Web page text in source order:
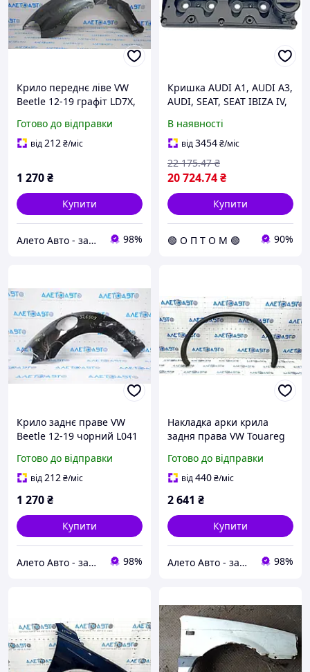
Крило переднє ліве VW
Beetle 12-19 графіт LD7X,
5C5821021D
Готово до відправки
від212₴/міс
1 270₴
Купити
Алето Авто - запчастини на авто зі США 98%
Кришка AUDI A1, AUDI A3,
AUDI, SEAT, SEAT IBIZA IV,
FABIA, SKODA OCTAVIA
VOLKSWAGEN
VW.03L103469R
В наявності
від3454₴/міс
20 724.74₴
22 175.47 ₴
Купити
🟢 О П Т О М 🟢 90%
Крило заднє праве VW
Beetle 12-19 чорний L041
вм'ятина, тички
5C5821306C
Готово до відправки
від212₴/міс
1 270₴
Купити
Алето Авто - запчастини на авто зі США 98%
Накладка арки крила
задня права VW Touareg
кріплення 7P6854820B9B9
Готово до відправки
від440₴/міс
2 641 ₴
Купити
Алето Авто - запчастини на авто зі США 98%